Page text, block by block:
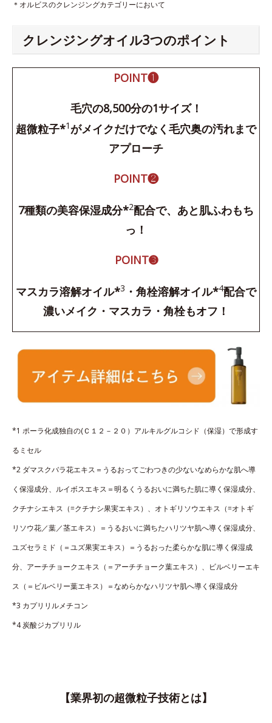
＊オルビスのクレンジングカテゴリーにおいて
クレンジングオイル3つのポイント
POINT❶
毛穴の8,500分の1サイズ！
超微粒子*1 がメイクだけでなく毛穴奥の汚れまで
アプローチ
POINT❷
7種類の美容保湿成分*2配合で、あと肌ふわもち
っ！
POINT➌
マスカラ溶解オイル*3 ・角栓溶解オイル*4配合で
濃いメイク・マスカラ・角栓もオフ！
*1 ポーラ化成独自の(Ｃ１２－２０）アルキルグルコシド（保湿）で形成す
るミセル
*2 ダマスクバラ花エキス＝うるおってごわつきの少ないなめらかな肌へ導
く保湿成分、ルイボスエキス＝明るくうるおいに満ちた肌に導く保湿成分、
クチナシエキス（=クチナシ果実エキス）、オトギリソウエキス（=オトギ
リソウ花／葉／茎エキス）＝うるおいに満ちたハリツヤ肌へ導く保湿成分、
ユズセラミド（＝ユズ果実エキス）＝うるおった柔らかな肌に導く保湿成
分、アーチチョークエキス（＝アーチチョーク葉エキス）、ビルベリーエキ
ス（＝ビルベリー葉エキス）＝なめらかなハリツヤ肌へ導く保湿成分
*3 カプリリルメチコン
*4 炭酸ジカプリリル
【業界初の超微粒子技術とは】